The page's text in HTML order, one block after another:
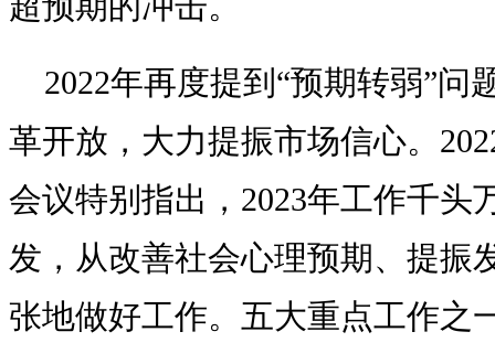
2022年再度提到“预期转弱”问
革开放，大力提振市场信心。
会议特别指出，2023年工作千头
发，从改善社会心理预期、提振
张地做好工作。五大重点工作之